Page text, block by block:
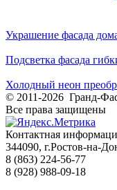
Украшение фасада
Подсветка фасада
Холодный неон
© 2011-2026 Гранд-
Все права защищены
Контактная
344090, г.Ростов-на-
8 (863) 224-56-77
8 (928) 988-09-18